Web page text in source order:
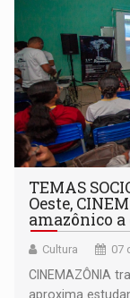
TEMAS
Oeste,
amazônico
Cultura 07
CINEMAZÔNIA
aproxima